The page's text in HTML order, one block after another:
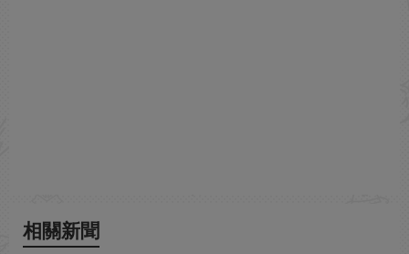
相關新聞